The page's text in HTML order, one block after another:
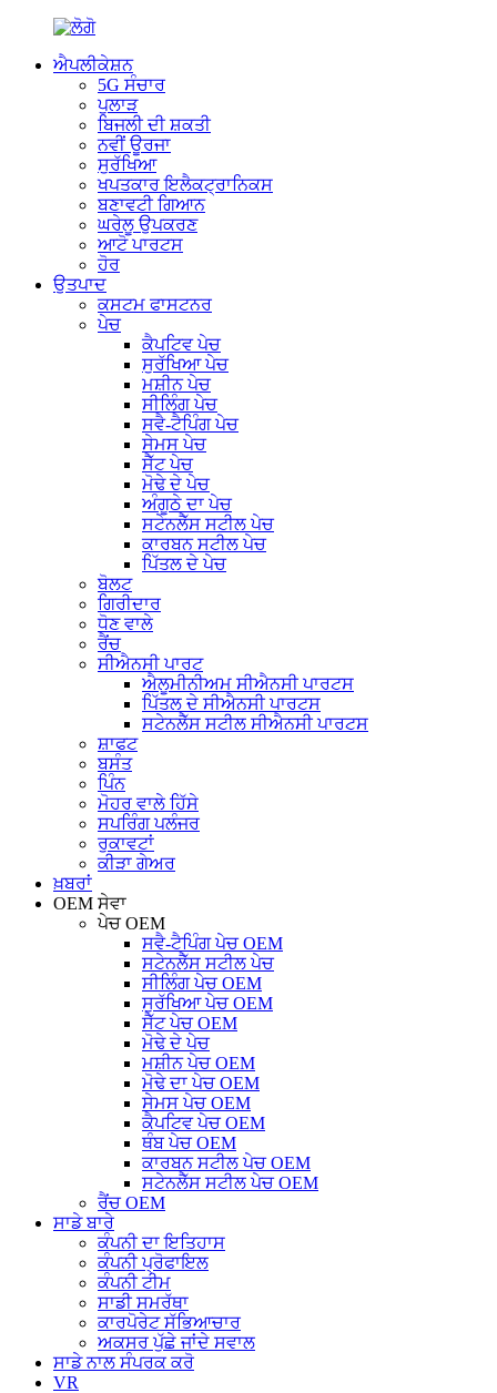
ਐਪਲੀਕੇਸ਼ਨ
5G ਸੰਚਾਰ
ਪੁਲਾੜ
ਬਿਜਲੀ ਦੀ ਸ਼ਕਤੀ
ਨਵੀਂ ਊਰਜਾ
ਸੁਰੱਖਿਆ
ਖਪਤਕਾਰ ਇਲੈਕਟ੍ਰਾਨਿਕਸ
ਬਣਾਵਟੀ ਗਿਆਨ
ਘਰੇਲੂ ਉਪਕਰਣ
ਆਟੋ ਪਾਰਟਸ
ਹੋਰ
ਉਤਪਾਦ
ਕਸਟਮ ਫਾਸਟਨਰ
ਪੇਚ
ਕੈਪਟਿਵ ਪੇਚ
ਸੁਰੱਖਿਆ ਪੇਚ
ਮਸ਼ੀਨ ਪੇਚ
ਸੀਲਿੰਗ ਪੇਚ
ਸਵੈ-ਟੈਪਿੰਗ ਪੇਚ
ਸੇਮਸ ਪੇਚ
ਸੈੱਟ ਪੇਚ
ਮੋਢੇ ਦੇ ਪੇਚ
ਅੰਗੂਠੇ ਦਾ ਪੇਚ
ਸਟੇਨਲੈੱਸ ਸਟੀਲ ਪੇਚ
ਕਾਰਬਨ ਸਟੀਲ ਪੇਚ
ਪਿੱਤਲ ਦੇ ਪੇਚ
ਬੋਲਟ
ਗਿਰੀਦਾਰ
ਧੋਣ ਵਾਲੇ
ਰੈਂਚ
ਸੀਐਨਸੀ ਪਾਰਟ
ਐਲੂਮੀਨੀਅਮ ਸੀਐਨਸੀ ਪਾਰਟਸ
ਪਿੱਤਲ ਦੇ ਸੀਐਨਸੀ ਪਾਰਟਸ
ਸਟੇਨਲੈੱਸ ਸਟੀਲ ਸੀਐਨਸੀ ਪਾਰਟਸ
ਸ਼ਾਫਟ
ਬਸੰਤ
ਪਿੰਨ
ਮੋਹਰ ਵਾਲੇ ਹਿੱਸੇ
ਸਪਰਿੰਗ ਪਲੰਜਰ
ਰੁਕਾਵਟਾਂ
ਕੀੜਾ ਗੇਅਰ
ਖ਼ਬਰਾਂ
OEM ਸੇਵਾ
ਪੇਚ OEM
ਸਵੈ-ਟੈਪਿੰਗ ਪੇਚ OEM
ਸਟੇਨਲੈੱਸ ਸਟੀਲ ਪੇਚ
ਸੀਲਿੰਗ ਪੇਚ OEM
ਸੁਰੱਖਿਆ ਪੇਚ OEM
ਸੈੱਟ ਪੇਚ OEM
ਮੋਢੇ ਦੇ ਪੇਚ
ਮਸ਼ੀਨ ਪੇਚ OEM
ਮੋਢੇ ਦਾ ਪੇਚ OEM
ਸੇਮਸ ਪੇਚ OEM
ਕੈਪਟਿਵ ਪੇਚ OEM
ਥੰਬ ਪੇਚ OEM
ਕਾਰਬਨ ਸਟੀਲ ਪੇਚ OEM
ਸਟੇਨਲੈੱਸ ਸਟੀਲ ਪੇਚ OEM
ਰੈਂਚ OEM
ਸਾਡੇ ਬਾਰੇ
ਕੰਪਨੀ ਦਾ ਇਤਿਹਾਸ
ਕੰਪਨੀ ਪ੍ਰੋਫਾਇਲ
ਕੰਪਨੀ ਟੀਮ
ਸਾਡੀ ਸਮਰੱਥਾ
ਕਾਰਪੋਰੇਟ ਸੱਭਿਆਚਾਰ
ਅਕਸਰ ਪੁੱਛੇ ਜਾਂਦੇ ਸਵਾਲ
ਸਾਡੇ ਨਾਲ ਸੰਪਰਕ ਕਰੋ
VR